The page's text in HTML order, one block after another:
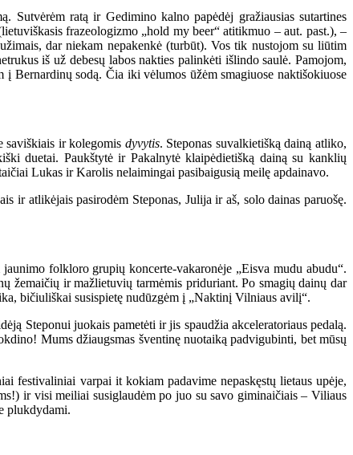
ratą ir Gedimino kalno papėdėj gražiausias sutartines
frazeologizmo „hold my beer“ atitikmuo – aut. past.), –
dar niekam nepakenkė (turbūt). Vos tik nustojom su liūtim
iš už debesų labos nakties palinkėti išlindo saulė. Pamojom,
į Bernardinų sodą. Čia iki vėlumos ūžėm smagiuose naktišokiuose
saviškiais ir kolegomis dyvytis. Steponas suvalkietišką dainą atliko,
duetai. Paukštytė ir Pakalnytė klaipėdietišką dainą su kanklių
Lukas ir Karolis nelaimingai pasibaigusią meilę apdainavo.
ir atlikėjais pasirodėm Steponas, Julija ir aš, solo dainas paruošę.
folkloro grupių koncerte-vakaronėje „Eisva mudu abudu“.
žemaičių ir mažlietuvių tarmėmis priduriant. Po smagių dainų dar
bičiuliškai susispietę nudūzgėm į „Naktinį Vilniaus avilį“.
Steponui juokais pametėti ir jis spaudžia akceleratoriaus pedalą.
Mums džiaugsmas šventinę nuotaiką padvigubinti, bet mūsų
festivaliniai varpai it kokiam padavime nepaskęstų lietaus upėje,
ir visi meiliai susiglaudėm po juo su savo giminaičiais – Viliaus
plukdydami.